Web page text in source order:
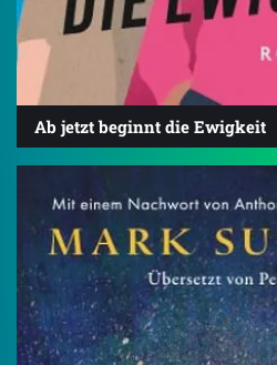
Ab jetzt beginnt die Ewigkeit